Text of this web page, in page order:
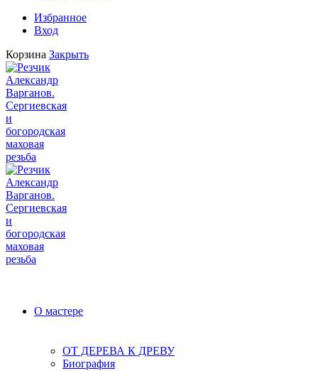
Избранное
Вход
Корзина Закрыть
О мастере
ОТ ДЕРЕВА К ДРЕВУ
Биография